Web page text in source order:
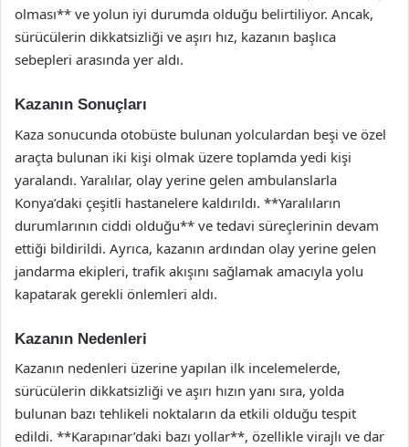
olması** ve yolun iyi durumda olduğu belirtiliyor. Ancak,
sürücülerin dikkatsizliği ve aşırı hız, kazanın başlıca
sebepleri arasında yer aldı.
Kazanın Sonuçları
Kaza sonucunda otobüste bulunan yolculardan beşi ve özel
araçta bulunan iki kişi olmak üzere toplamda yedi kişi
yaralandı. Yaralılar, olay yerine gelen ambulanslarla
Konya’daki çeşitli hastanelere kaldırıldı. **Yaralıların
durumlarının ciddi olduğu** ve tedavi süreçlerinin devam
ettiği bildirildi. Ayrıca, kazanın ardından olay yerine gelen
jandarma ekipleri, trafik akışını sağlamak amacıyla yolu
kapatarak gerekli önlemleri aldı.
Kazanın Nedenleri
Kazanın nedenleri üzerine yapılan ilk incelemelerde,
sürücülerin dikkatsizliği ve aşırı hızın yanı sıra, yolda
bulunan bazı tehlikeli noktaların da etkili olduğu tespit
edildi. **Karapınar’daki bazı yollar**, özellikle virajlı ve dar